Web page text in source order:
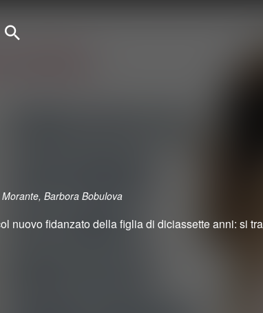
Barbora Bobulova
nuovo fidanzato della figlia di diciassette anni: si